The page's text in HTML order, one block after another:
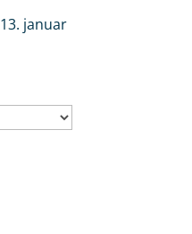
13. januar